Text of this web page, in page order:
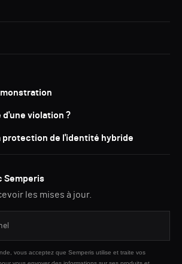
violation ?
protection de l'identité hybride
Semperis
les mises à jour.
vous acceptez que Semperis utilise et traite vos